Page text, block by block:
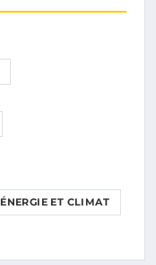
ÉNERGIE ET CLIMAT